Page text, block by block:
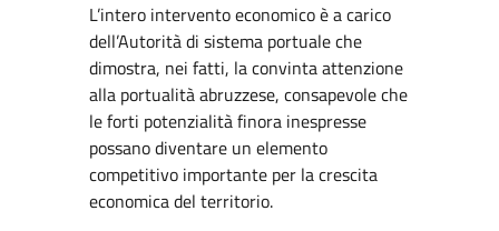
L’intero intervento economico è a carico
dell’Autorità di sistema portuale che
dimostra, nei fatti, la convinta attenzione
alla portualità abruzzese, consapevole che
le forti potenzialità finora inespresse
possano diventare un elemento
competitivo importante per la crescita
economica del territorio.